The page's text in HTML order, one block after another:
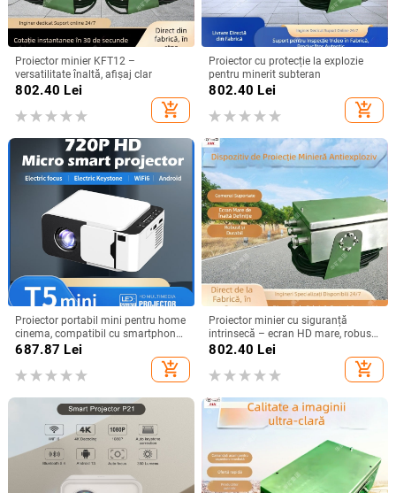
Proiector minier KFT12 –
versatilitate înaltă, afișaj clar
802.40 Lei
add_shopping_cart
Proiector cu protecție la explozie
pentru minerit subteran
802.40 Lei
add_shopping_cart
Proiector portabil mini pentru home
cinema, compatibil cu smartphone,
rezoluție HD, model T5mini Android
687.87 Lei
add_shopping_cart
Proiector minier cu siguranță
intrinsecă – ecran HD mare, robust
și durabil
802.40 Lei
add_shopping_cart